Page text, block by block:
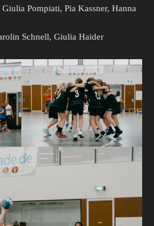
Pompiati, Pia Kassner, Hanna
Schnell, Giulia Haider